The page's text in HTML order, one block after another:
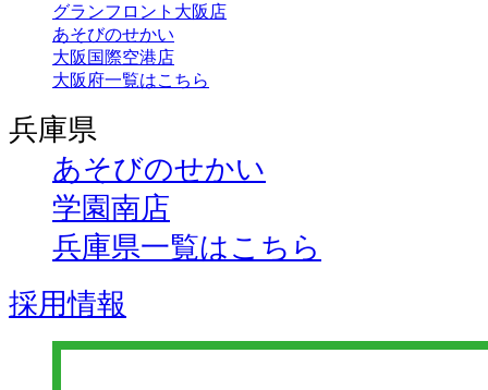
グランフロント大阪店
あそびのせかい
大阪国際空港店
大阪府一覧はこちら
兵庫県
あそびのせかい
学園南店
兵庫県一覧はこちら
採用情報